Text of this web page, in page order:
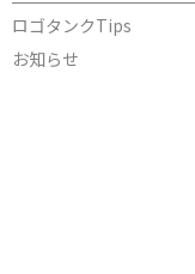
ロゴタンクTips
お知らせ